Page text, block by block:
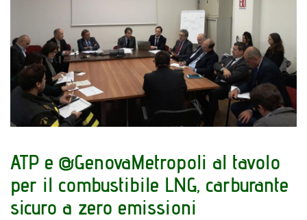
ATP e @GenovaMetropoli al tavolo
per il combustibile LNG, carburante
sicuro a zero emissioni